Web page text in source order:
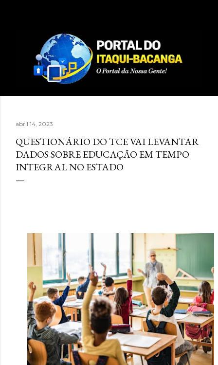
abril 14, 2023
QUESTIONÁRIO DO TCE VAI LEVANTAR
DADOS SOBRE EDUCAÇÃO EM TEMPO
INTEGRAL NO ESTADO